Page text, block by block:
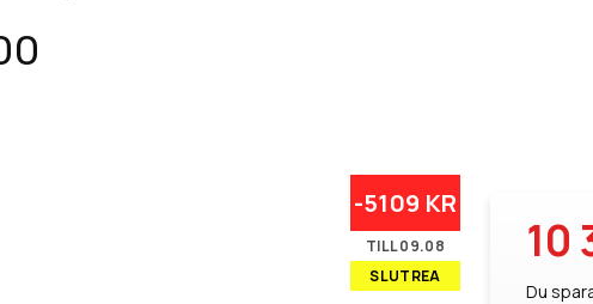
-5109 KR
TILL 09.08
SLUTREA
10
Du